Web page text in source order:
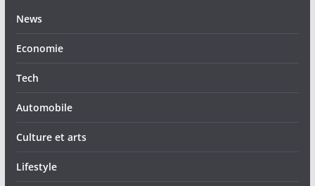
News
Economie
Tech
Automobile
Culture et arts
Lifestyle